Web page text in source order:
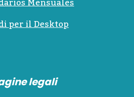
per il Desktop
legali